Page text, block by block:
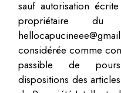
sauf autorisation
propriétaire
considérée comme
passible de
dispositions des